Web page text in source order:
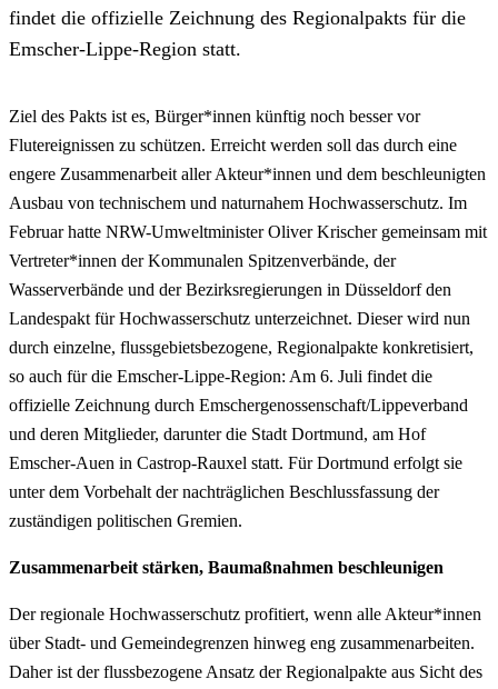
findet die offizielle Zeichnung des Regionalpakts für die
Emscher-Lippe-Region statt.
Ziel des Pakts ist es, Bürger*innen künftig noch besser vor
Flutereignissen zu schützen. Erreicht werden soll das durch eine
engere Zusammenarbeit aller Akteur*innen und dem beschleunigten
Ausbau von technischem und naturnahem Hochwasserschutz. Im
Februar hatte NRW-Umweltminister Oliver Krischer gemeinsam mit
Vertreter*innen der Kommunalen Spitzenverbände, der
Wasserverbände und der Bezirksregierungen in Düsseldorf den
Landespakt für Hochwasserschutz unterzeichnet. Dieser wird nun
durch einzelne, flussgebietsbezogene, Regionalpakte konkretisiert,
so auch für die Emscher-Lippe-Region: Am 6. Juli findet die
offizielle Zeichnung durch Emschergenossenschaft/Lippeverband
und deren Mitglieder, darunter die Stadt Dortmund, am Hof
Emscher-Auen in Castrop-Rauxel statt. Für Dortmund erfolgt sie
unter dem Vorbehalt der nachträglichen Beschlussfassung der
zuständigen politischen Gremien.
Zusammenarbeit stärken, Baumaßnahmen beschleunigen
Der regionale Hochwasserschutz profitiert, wenn alle Akteur*innen
über Stadt- und Gemeindegrenzen hinweg eng zusammenarbeiten.
Daher ist der flussbezogene Ansatz der Regionalpakte aus Sicht des